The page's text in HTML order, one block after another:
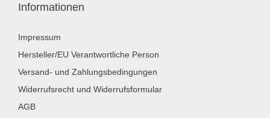
Informationen
Impressum
Hersteller/EU Verantwortliche Person
Versand- und Zahlungsbedingungen
Widerrufsrecht und Widerrufsformular
AGB